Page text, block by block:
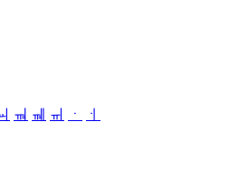
ㆊ ㆋ ㆌ ㆍ
ㆎ